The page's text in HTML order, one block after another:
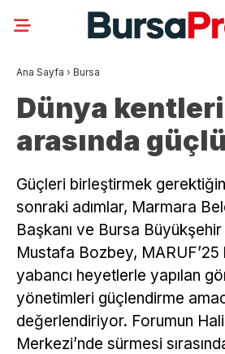
Ana Sayfa › Bursa
Dünya kentleri
arasında
Güçleri birleştirmek
sonraki adımlar, Marmara
Başkanı ve Bursa
Mustafa Bozbey, MARUF’25
yabancı heyetlerle yapılan
yönetimleri güçlendirme
değerlendiriyor. Forumun
Merkezi’nde sürmesi